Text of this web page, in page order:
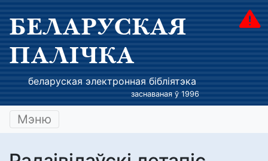
БЕЛАРУСКАЯ
ПАЛІЧКА
беларуская электронная бібліятэка
заснаваная ў 1996
Мэню